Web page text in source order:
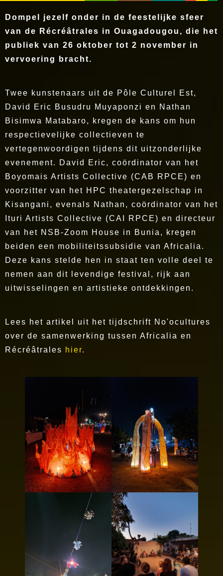
Dompel jezelf onder in de feestelijke sfeer
van de Récréâtrales in Ouagadougou, die het
publiek van 26 oktober tot 2 november in
vervoering bracht.
Twee kunstenaars uit de Pôle Culturel Est,
David Eric Busudru Muyaponzi en Nathan
Bisimwa Matabaro, kregen de kans om hun
respectievelijke collectieven te
vertegenwoordigen tijdens dit uitzonderlijke
evenement. David Eric, coördinator van het
Boyomais Artists Collective (CAB RPCE) en
voorzitter van het HPC theatergezelschap in
Kisangani, evenals Nathan, coördinator van het
Ituri Artists Collective (CAI RPCE) en directeur
van het NSB-Zoom House in Bunia, kregen
beiden een mobiliteitssubsidie van Africalia.
Deze kans stelde hen in staat ten volle deel te
nemen aan dit levendige festival, rijk aan
uitwisselingen en artistieke ontdekkingen.
Lees het artikel uit het tijdschrift No'ocultures
over de samenwerking tussen Africalia en
Récréâtrales hier.